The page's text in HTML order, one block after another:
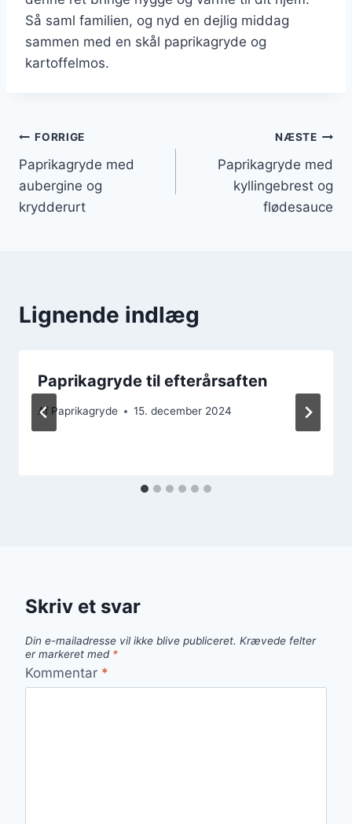
Så saml familien, og nyd en dejlig middag
sammen med en skål paprikagryde og
kartoffelmos.
Indlægsnavigation
FORRIGE
Paprikagryde med
aubergine og
krydderurt
NÆSTE
Paprikagryde med
kyllingebrest og
flødesauce
Lignende indlæg
Paprikagryde til efterårsaften
Af Paprikagryde 15. december 2024
Skriv et svar
Din e-mailadresse vil ikke blive publiceret. Krævede felter
er markeret med *
Kommentar *